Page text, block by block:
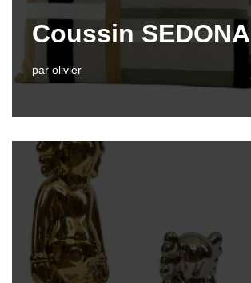
Coussin SEDONA
par olivier